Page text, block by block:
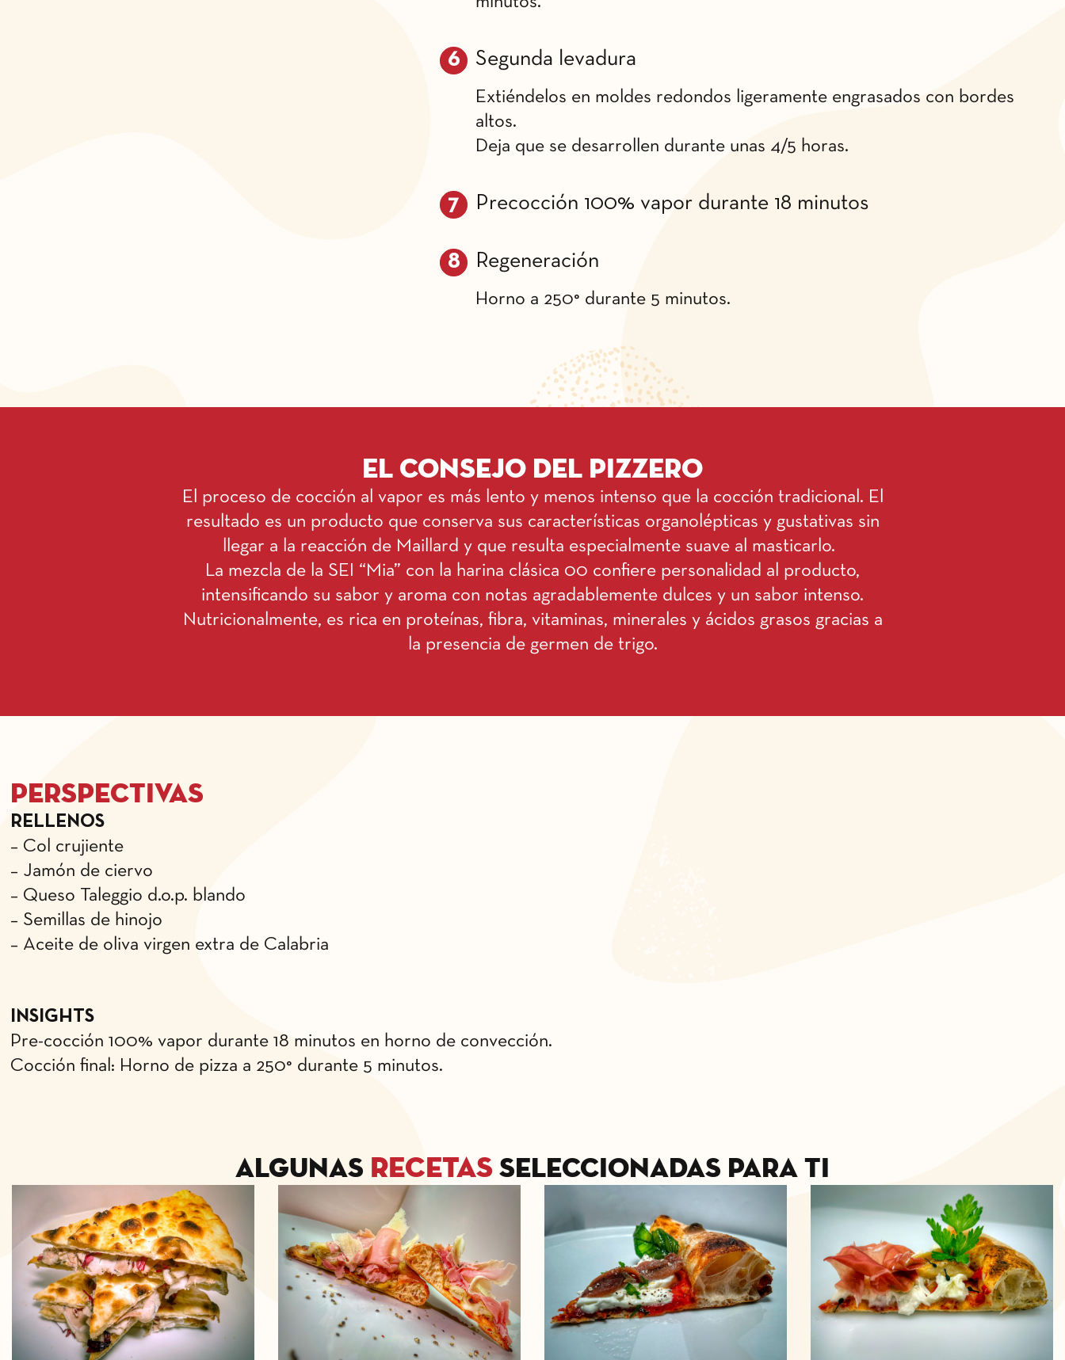
Segunda levadura
Extiéndelos en moldes redondos ligeramente engrasados con bordes
altos.
Deja que se desarrollen durante unas 4/5 horas.
Precocción 100% vapor durante 18 minutos
Regeneración
Horno a 250° durante 5 minutos.
El consejo del pizzero
El proceso de cocción al vapor es más lento y menos intenso que la cocción tradicional. El
resultado es un producto que conserva sus características organolépticas y gustativas sin
llegar a la reacción de Maillard y que resulta especialmente suave al masticarlo.
La mezcla de la SEI “Mia” con la harina clásica 00 confiere personalidad al producto,
intensificando su sabor y aroma con notas agradablemente dulces y un sabor intenso.
Nutricionalmente, es rica en proteínas, fibra, vitaminas, minerales y ácidos grasos gracias a
la presencia de germen de trigo.
Perspectivas
RELLENOS
– Col crujiente
– Jamón de ciervo
– Queso Taleggio d.o.p. blando
– Semillas de hinojo
– Aceite de oliva virgen extra de Calabria
INSIGHTS
Pre-cocción 100% vapor durante 18 minutos en horno de convección.
Cocción final: Horno de pizza a 250° durante 5 minutos.
Algunas recetas seleccionadas para ti